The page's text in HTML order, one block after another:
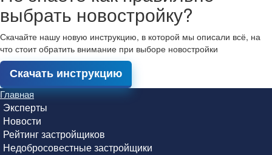
выбрать новостройку?
Скачайте нашу новую инструкцию, в которой мы описали всё, на
что стоит обратить внимание при выборе новостройки
Скачать инструкцию
Главная
Эксперты
Новости
Рейтинг застройщиков
Недобросовестные застройщики